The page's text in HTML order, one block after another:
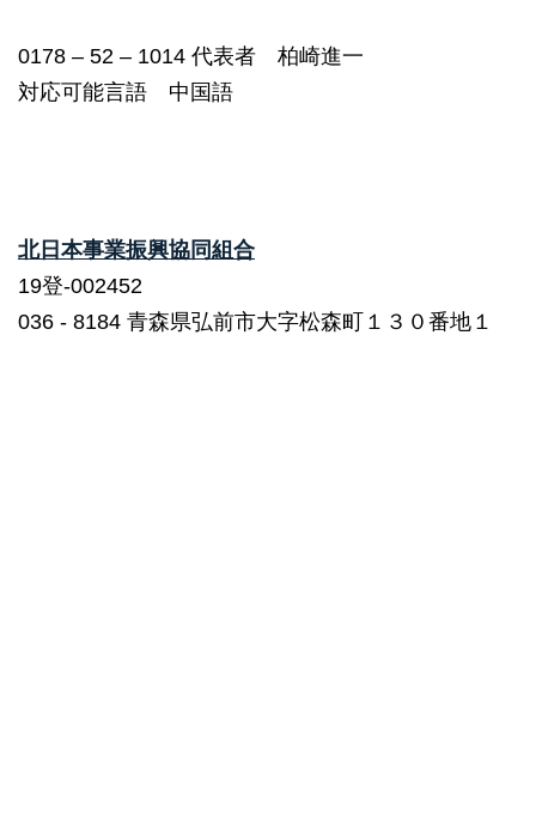
0178 – 52 – 1014 代表者 柏崎進一
対応可能言語 中国語
北日本事業振興協同組合
19登-002452
036 ‐ 8184 青森県弘前市大字松森町１３０番地１